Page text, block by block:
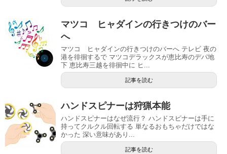
マツコ ヒャダインの行きつけのバー
へ
マツコ ヒャダインの行きつけのバーへ テレビ 夜の
港を徘徊するで マツコデラックスが恵比寿のデパ地
下 恵比寿三越を徘徊中に ヒ...
記事を読む
ハンドスピナーは狩猟本能
ハンドスピナーはなぜ流行？ ハンドスピナーは手に
持ってクルクル回転する 単なるおもちゃだけではな
かった 深い意味があり...
記事を読む